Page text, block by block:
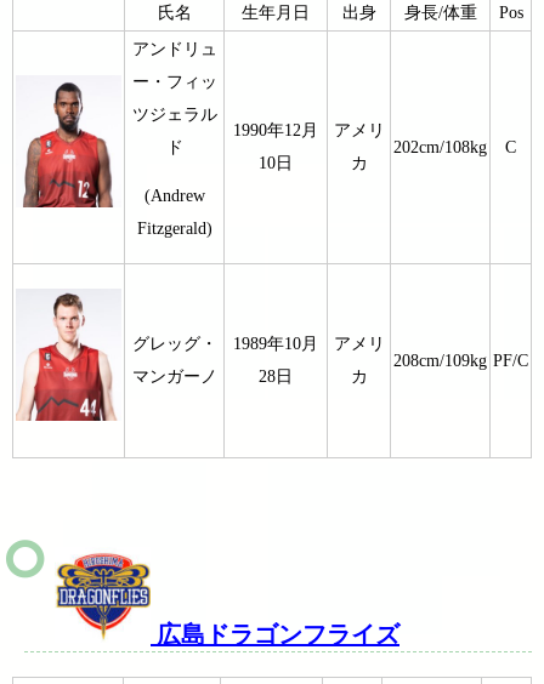
氏名 生年月日 出身 身長/体重
Pos
アンドリュ
ー・フィッ
ツジェラル
ド
(Andrew
Fitzgerald)
1990年12月
10日
アメリ
カ
202cm/108kg C
グレッグ・
マンガーノ
1989年10月
28日
アメリ
カ
208cm/109kg PF/C
広島ドラゴンフライズ